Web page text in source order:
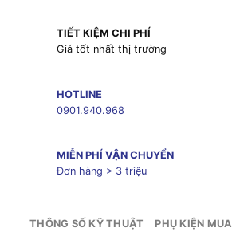
TIẾT KIỆM CHI PHÍ
Giá tốt nhất thị trường
HOTLINE
0901.940.968
MIỄN PHÍ VẬN CHUYỂN
Đơn hàng > 3 triệu
THÔNG SỐ KỸ THUẬT PHỤ KIỆN